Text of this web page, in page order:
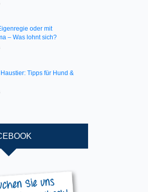
oder mit
– Was lohnt sich?
Tipps für Hund &